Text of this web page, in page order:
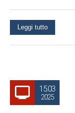
Leggi tutto
15.03
2025